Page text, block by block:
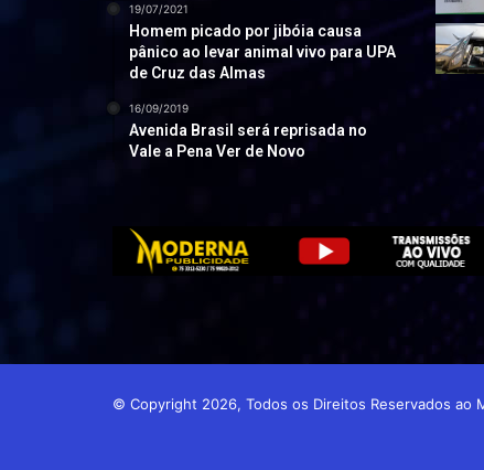
19/07/2021
Homem picado por jibóia causa
pânico ao levar animal vivo para UPA
de Cruz das Almas
16/09/2019
Avenida Brasil será reprisada no
Vale a Pena Ver de Novo
© Copyright 2026, Todos os Direitos Reservados